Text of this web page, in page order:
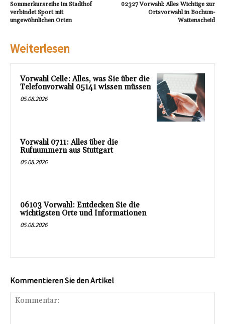
Sommerkursreihe im Stadthof
verbindet Sport mit
ungewöhnlichen Orten
02327 Vorwahl: Alles Wichtige zur
Ortsvorwahl in Bochum-
Wattenscheid
Weiterlesen
Vorwahl Celle: Alles, was Sie über die
Telefonvorwahl 05141 wissen müssen
05.08.2026
Vorwahl 0711: Alles über die
Rufnummern aus Stuttgart
05.08.2026
06103 Vorwahl: Entdecken Sie die
wichtigsten Orte und Informationen
05.08.2026
Kommentieren Sie den Artikel